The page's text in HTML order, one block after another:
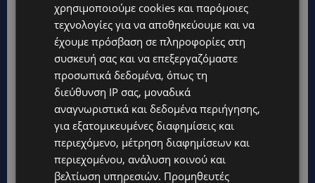
χρησιμοποιούμε cookies και παρόμοιες
τεχνολογίες για να αποθηκεύουμε και να
έχουμε πρόσβαση σε πληροφορίες στη
συσκευή σας και να επεξεργαζόμαστε
προσωπικά δεδομένα, όπως τη
διεύθυνση IP σας, μοναδικά
αναγνωριστικά και δεδομένα περιήγησης,
για εξατομικευμένες διαφημίσεις και
περιεχόμενο, μέτρηση διαφημίσεων και
περιεχομένου, ανάλυση κοινού και
βελτίωση υπηρεσιών. Προμηθευτές